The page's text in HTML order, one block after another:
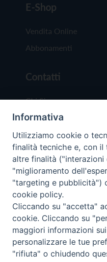
E-Shop
Vendita Online
Abbonamenti
Contatti
Chi Siamo
Redazione
Scrivici
Copyright © 2019
Trentina Editrice
Privacy Policy
Informativa
Utilizziamo cookie o
finalità tecniche e, con il
altre finalità ("interazioni
"miglioramento
"targeting e pubblicità")
cookie policy.
Cliccando su "accetta"
cookie. Cliccando su
maggiori informazioni
personalizzare le tue
"rifiuta" o chiudendo